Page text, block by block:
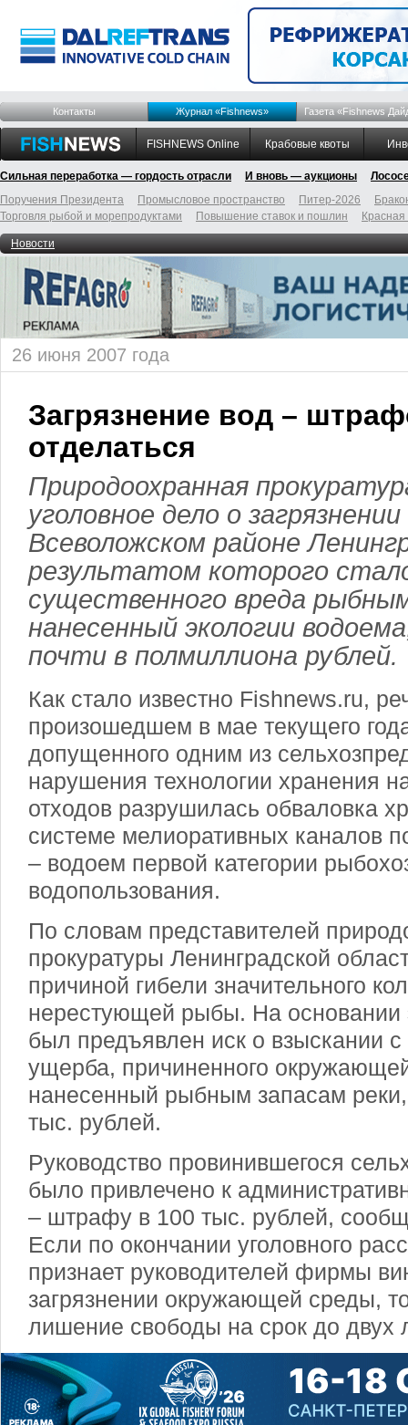
Контакты Журнал «Fishnews» Газета «Fishnews
FISHNEWS Online Крабовые квоты
Сильная переработка — гордость отрасли И вновь — аукционы
Поручения Президента
Промысловое пространство Питер-2026
Торговля рыбой и морепродуктами
Повышение ставок и пошлин
Новости
26 июня 2007 года
Загрязнение вод –
отделаться
Природоохранная
уголовное дело о загрязнении
Всеволожском районе
результатом которого
существенного вреда
нанесенный экологии
почти в полмиллиона рублей.
Как стало известно Fishnews.ru,
произошедшем в мае текущего
допущенного одним из
нарушения технологии хранения
отходов разрушилась обваловка
системе мелиоративных каналов
– водоем первой категории
водопользования.
По словам представителей
прокуратуры Ленинградской
причиной гибели значительного
нерестующей рыбы. На основании
был предъявлен иск о взыскании
ущерба, причиненного
нанесенный рыбным запасам
тыс. рублей.
Руководство провинившегося
было привлечено к
– штрафу в 100 тыс. рублей,
Если по окончании уголовного
признает руководителей фирмы
загрязнении окружающей среды,
лишение свободы на срок до двух